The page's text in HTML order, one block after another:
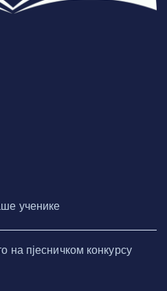
ученике
на пјесничком конкурсу